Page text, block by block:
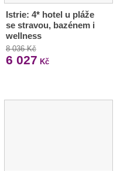
Istrie: 4* hotel u pláže
se stravou, bazénem i
wellness
8 036 Kč
6 027 Kč